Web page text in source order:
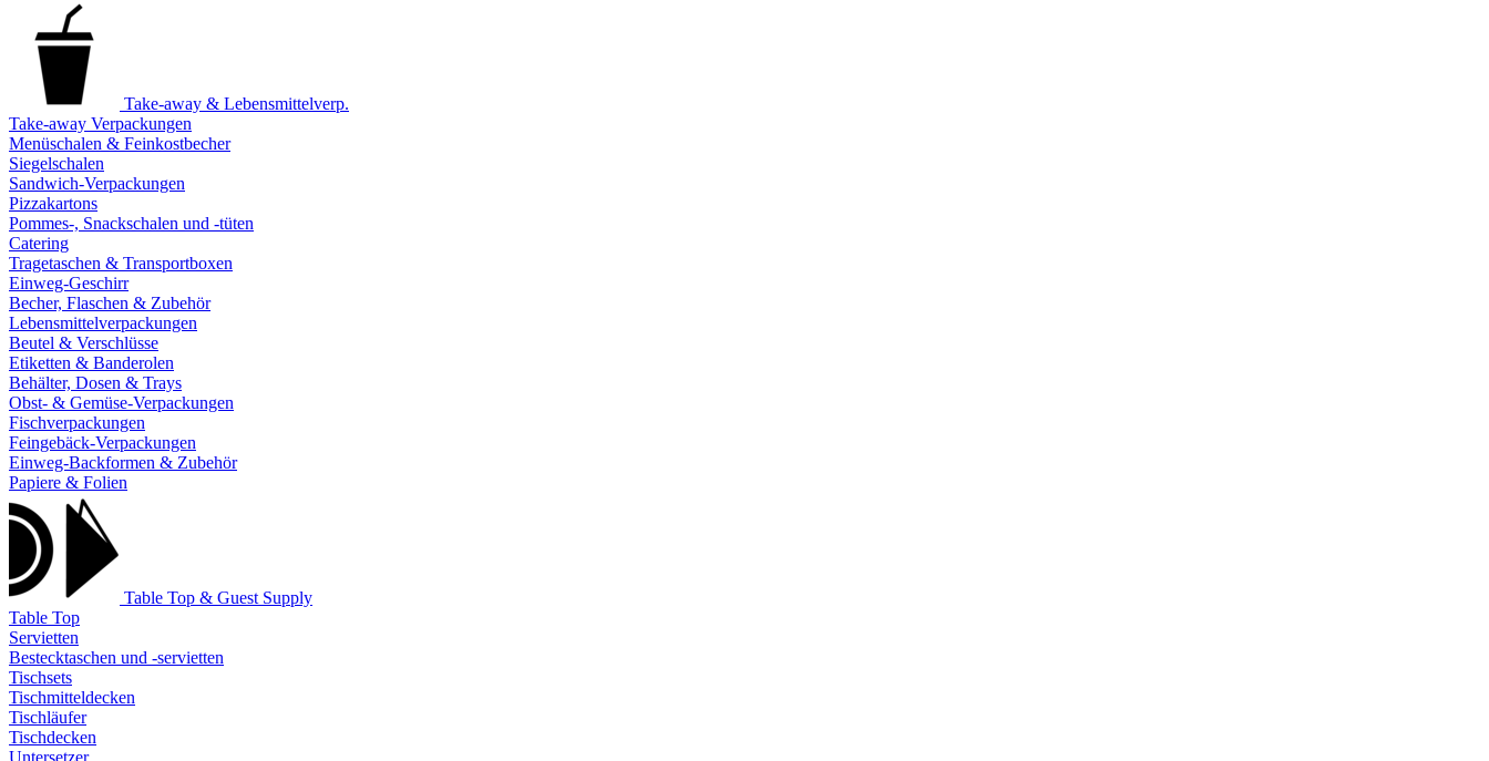
Take-away & Lebensmittelverp.
Take-away Verpackungen
Menüschalen & Feinkostbecher
Siegelschalen
Sandwich-Verpackungen
Pizzakartons
Pommes-, Snackschalen und -tüten
Catering
Tragetaschen & Transportboxen
Einweg-Geschirr
Becher, Flaschen & Zubehör
Lebensmittelverpackungen
Beutel & Verschlüsse
Etiketten & Banderolen
Behälter, Dosen & Trays
Obst- & Gemüse-Verpackungen
Fischverpackungen
Feingebäck-Verpackungen
Einweg-Backformen & Zubehör
Papiere & Folien
Table Top & Guest Supply
Table Top
Servietten
Bestecktaschen und -servietten
Tischsets
Tischmitteldecken
Tischläufer
Tischdecken